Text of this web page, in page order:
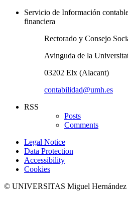
Servicio de Información
financiera
Rectorado y Consejo
Avinguda de la
03202 Elx (Alacant)
contabilidad@umh.es
RSS
Posts
Comments
Legal Notice
Data Protection
Accessibility
Cookies
© UNIVERSITAS Miguel Hernández